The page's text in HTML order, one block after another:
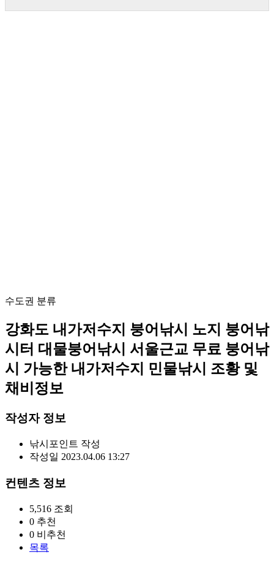
수도권 분류
강화도 내가저수지 붕어낚시 노지 붕어낚
시터 대물붕어낚시 서울근교 무료 붕어낚
시 가능한 내가저수지 민물낚시 조황 및
채비정보
작성자 정보
낚시포인트 작성
작성일 2023.04.06 13:27
컨텐츠 정보
5,516 조회
0 추천
0 비추천
목록